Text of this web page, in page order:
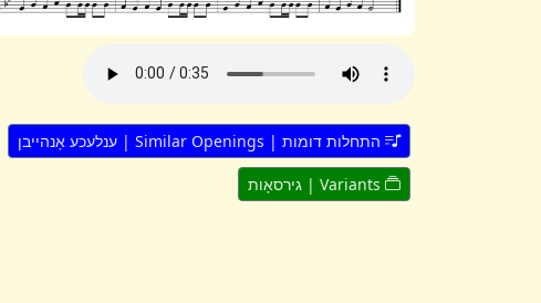
התחלות דומות | Similar Openings | ענלעכע אָנהייבן